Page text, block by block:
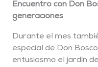
Encuentro con Don
generaciones
Durante el mes
especial de Don
entusiasmo el jardín